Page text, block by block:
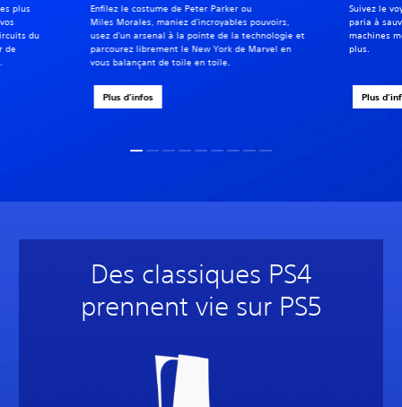
Enfilez le costume de Peter Parker ou
Miles Morales, maniez d'incroyables pouvoirs,
usez d'un arsenal à la pointe de la technologie et
parcourez librement le New York de Marvel en
vous balançant de toile en toile.
Plus d'infos
Suivez le
paria à
machines
plus.
Plus
plus
du
de
Des classiques PS4
prennent vie sur PS5